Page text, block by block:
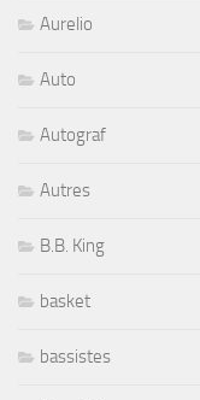
Aurelio
Auto
Autograf
Autres
B.B. King
basket
bassistes